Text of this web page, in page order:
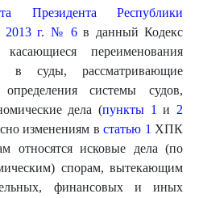
Президента Республики
2013 г. № 6 в данный Кодекс
переименования
в суды, рассматривающие
системы судов,
дела (пункты 1 и 2
изменениям в статью 1 ХПК
относятся исковые дела (по
спорам, вытекающим
финансовых и иных